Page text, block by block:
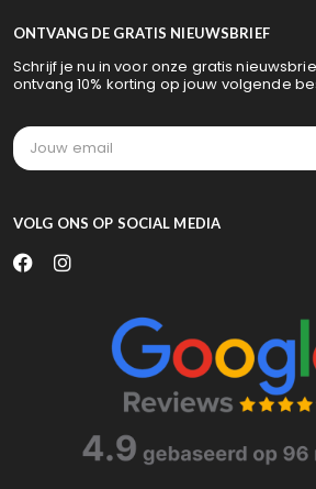
ONTVANG DE GRATIS NIEUWSBRIEF
Schrijf je nu in voor onze gratis
ontvang 10% korting op jouw volgende
VOLG ONS OP SOCIAL MEDIA